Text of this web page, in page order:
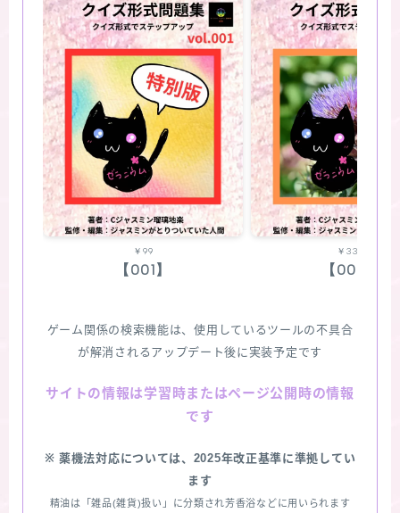
￥99
【001】
￥330
【002】
ゲーム関係の検索機能は、使用しているツールの不具合
が解消されるアップデート後に実装予定です
サイトの情報は学習時またはページ公開時の情報
です
※ 薬機法対応については、2025年改正基準に準拠してい
ます
精油は「雑品(雑貨)扱い」に分類され芳香浴などに用いられます